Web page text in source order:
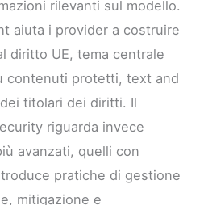
rilevanti sul modello.
aiuta i provider a costruire
diritto UE, tema centrale
contenuti protetti, text and
titolari dei diritti. Il
riguarda invece
avanzati, quelli con
pratiche di gestione
mitigazione e